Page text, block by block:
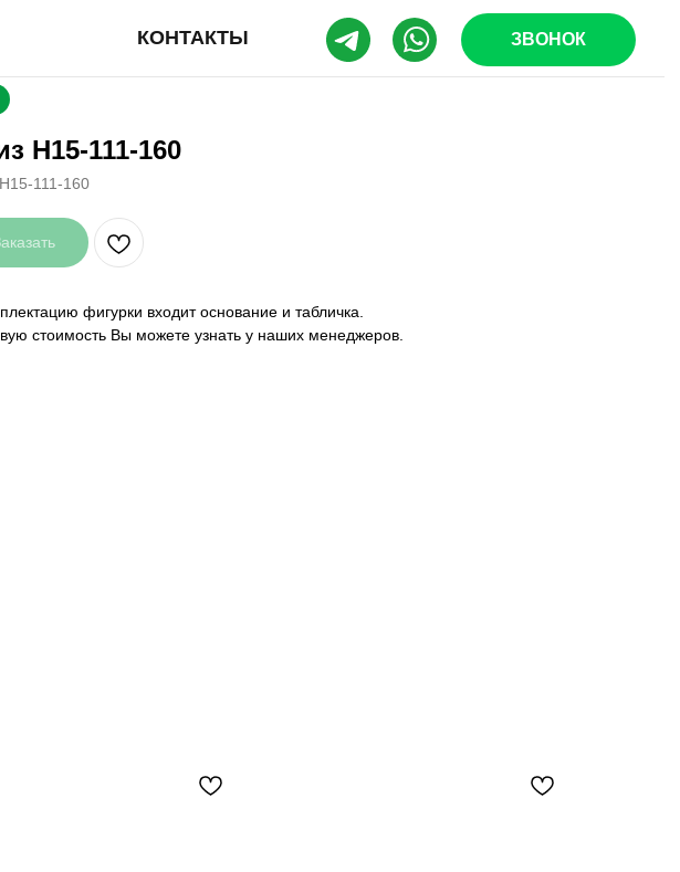
КОНТАКТЫ ЗВОНОК
H15-111-160
H15-111-160
фигурки входит основание и табличка.
стоимость Вы можете узнать у наших менеджеров.